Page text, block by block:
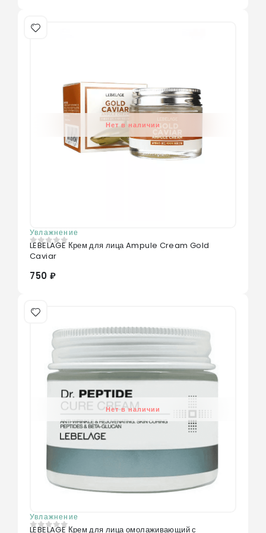
Нет в наличии
Увлажнение
0из 5
LEBELAGE Крем для лица Ampule Cream Gold
Caviar
750 ₽
Нет в наличии
Увлажнение
LEBELAGE Крем для лица омолаживающий с